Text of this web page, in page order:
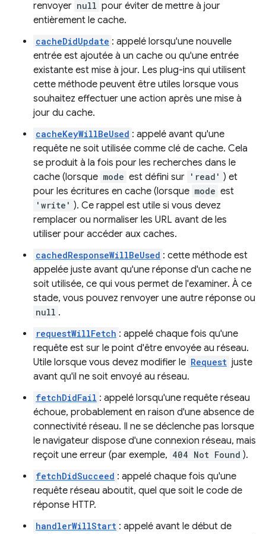
renvoyer null pour éviter de mettre à jour
entièrement le cache.
cacheDidUpdate : appelé lorsqu'une nouvelle
entrée est ajoutée à un cache ou qu'une entrée
existante est mise à jour. Les plug-ins qui utilisent
cette méthode peuvent être utiles lorsque vous
souhaitez effectuer une action après une mise à
jour du cache.
cacheKeyWillBeUsed : appelé avant qu'une
requête ne soit utilisée comme clé de cache. Cela
se produit à la fois pour les recherches dans le
cache (lorsque mode est défini sur 'read' ) et
pour les écritures en cache (lorsque mode est
'write' ). Ce rappel est utile si vous devez
remplacer ou normaliser les URL avant de les
utiliser pour accéder aux caches.
cachedResponseWillBeUsed : cette méthode est
appelée juste avant qu'une réponse d'un cache ne
soit utilisée, ce qui vous permet de l'examiner. À ce
stade, vous pouvez renvoyer une autre réponse ou
null .
requestWillFetch : appelé chaque fois qu'une
requête est sur le point d'être envoyée au réseau.
Utile lorsque vous devez modifier le Request juste
avant qu'il ne soit envoyé au réseau.
fetchDidFail : appelé lorsqu'une requête réseau
échoue, probablement en raison d'une absence de
connectivité réseau. Il ne se déclenche pas lorsque
le navigateur dispose d'une connexion réseau, mais
reçoit une erreur (par exemple, 404 Not Found ).
fetchDidSucceed : appelé chaque fois qu'une
requête réseau aboutit, quel que soit le code de
réponse HTTP.
handlerWillStart : appelé avant le début de